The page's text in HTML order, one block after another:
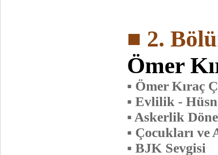
■ 2.
Ömer
▪ Ömer Kıraç
▪ Evlilik -
▪ Askerlik
▪ Çocukları ve
▪ BJK Sevgisi